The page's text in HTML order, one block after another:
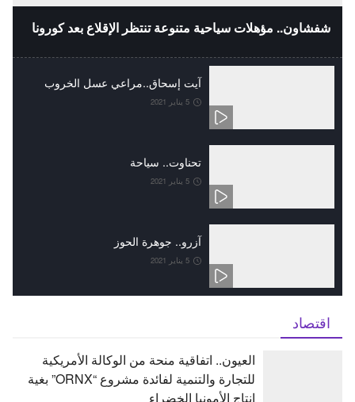
شفشاون.. مؤهلات سياحية متنوعة تنتظر الإقلاع بعد كورونا
آيت إسحاق..مراعي عسل الخروب
5 يناير 2021
تحناوت.. سياحة
5 يناير 2021
آزرو.. جوهرة الحوز
5 يناير 2021
اقتصاد
العيون.. اتفاقية منحة من الوكالة الأمريكية
للتجارة والتنمية لفائدة مشروع “ORNX” بغية
إنتاج الأمونيا الخضراء